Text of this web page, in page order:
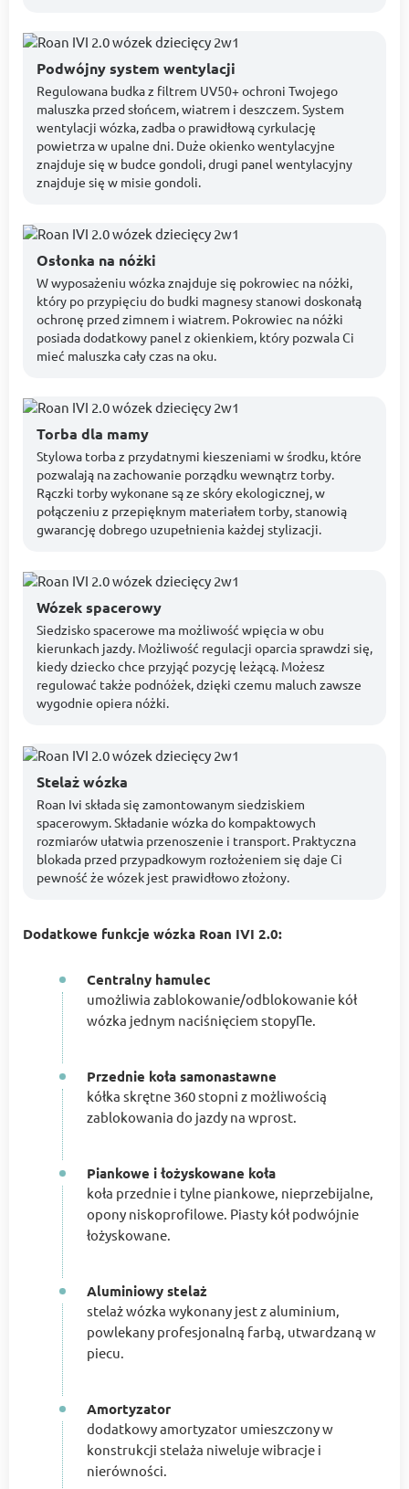
Podwójny system wentylacji
Regulowana budka z filtrem UV50+ ochroni Twojego
maluszka przed słońcem, wiatrem i deszczem. System
wentylacji wózka, zadba o prawidłową cyrkulację
powietrza w upalne dni. Duże okienko wentylacyjne
znajduje się w budce gondoli, drugi panel wentylacyjny
znajduje się w misie gondoli.
Osłonka na nóżki
W wyposażeniu wózka znajduje się pokrowiec na nóżki,
który po przypięciu do budki magnesy stanowi doskonałą
ochronę przed zimnem i wiatrem. Pokrowiec na nóżki
posiada dodatkowy panel z okienkiem, który pozwala Ci
mieć maluszka cały czas na oku.
Torba dla mamy
Stylowa torba z przydatnymi kieszeniami w środku, które
pozwalają na zachowanie porządku wewnątrz torby.
Rączki torby wykonane są ze skóry ekologicznej, w
połączeniu z przepięknym materiałem torby, stanowią
gwarancję dobrego uzupełnienia każdej stylizacji.
Wózek spacerowy
Siedzisko spacerowe ma możliwość wpięcia w obu
kierunkach jazdy. Możliwość regulacji oparcia sprawdzi się,
kiedy dziecko chce przyjąć pozycję leżącą. Możesz
regulować także podnóżek, dzięki czemu maluch zawsze
wygodnie opiera nóżki.
Stelaż wózka
Roan Ivi składa się zamontowanym siedziskiem
spacerowym. Składanie wózka do kompaktowych
rozmiarów ułatwia przenoszenie i transport. Praktyczna
blokada przed przypadkowym rozłożeniem się daje Ci
pewność że wózek jest prawidłowo złożony.
Dodatkowe funkcje wózka Roan IVI 2.0:
Centralny hamulec
umożliwia zablokowanie/odblokowanie kół
wózka jednym naciśnięciem stopyПе.
Przednie koła samonastawne
kółka skrętne 360 stopni z możliwością
zablokowania do jazdy na wprost.
Piankowe i łożyskowane koła
koła przednie i tylne piankowe, nieprzebijalne,
opony niskoprofilowe. Piasty kół podwójnie
łożyskowane.
Aluminiowy stelaż
stelaż wózka wykonany jest z aluminium,
powlekany profesjonalną farbą, utwardzaną w
piecu.
Amortyzator
dodatkowy amortyzator umieszczony w
konstrukcji stelaża niweluje wibracje i
nierówności.